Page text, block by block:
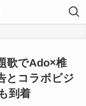
歌でAdo×椎
とコラボビジ
到着